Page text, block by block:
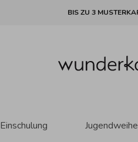
BIS ZU 3
Einschulung Jugendweihe